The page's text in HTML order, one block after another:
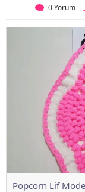
0 Yorum
Popcorn Lif